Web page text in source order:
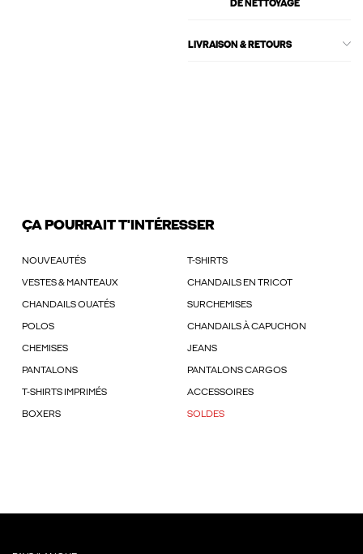
DE NETTOYAGE
LIVRAISON & RETOURS
ÇA POURRAIT T'INTÉRESSER
NOUVEAUTÉS T-SHIRTS
VESTES & MANTEAUX CHANDAILS EN TRICOT
CHANDAILS OUATÉS SURCHEMISES
POLOS CHANDAILS À CAPUCHON
CHEMISES JEANS
PANTALONS PANTALONS CARGOS
T-SHIRTS IMPRIMÉS ACCESSOIRES
BOXERS SOLDES